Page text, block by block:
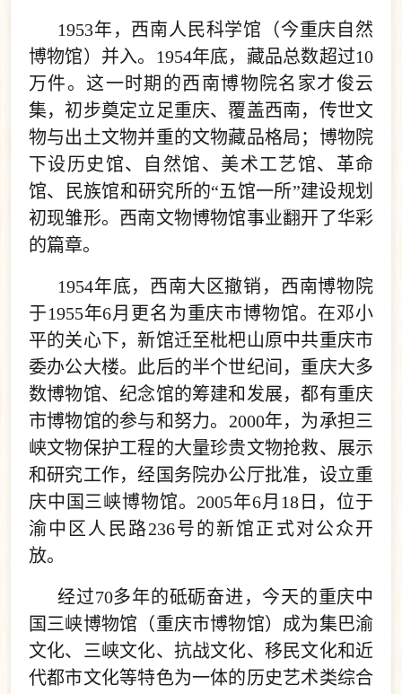
1953年，西南人民科学馆（今重庆自然
博物馆）并入。1954年底，藏品总数超过10
万件。这一时期的西南博物院名家才俊云
集，初步奠定立足重庆、覆盖西南，传世文
物与出土文物并重的文物藏品格局；博物院
下设历史馆、自然馆、美术工艺馆、革命
馆、民族馆和研究所的“五馆一所”建设规划
初现雏形。西南文物博物馆事业翻开了华彩
的篇章。
1954年底，西南大区撤销，西南博物院
于1955年6月更名为重庆市博物馆。在邓小
平的关心下，新馆迁至枇杷山原中共重庆市
委办公大楼。此后的半个世纪间，重庆大多
数博物馆、纪念馆的筹建和发展，都有重庆
市博物馆的参与和努力。2000年，为承担三
峡文物保护工程的大量珍贵文物抢救、展示
和研究工作，经国务院办公厅批准，设立重
庆中国三峡博物馆。2005年6月18日，位于
渝中区人民路236号的新馆正式对公众开
放。
经过70多年的砥砺奋进，今天的重庆中
国三峡博物馆（重庆市博物馆）成为集巴渝
文化、三峡文化、抗战文化、移民文化和近
代都市文化等特色为一体的历史艺术类综合